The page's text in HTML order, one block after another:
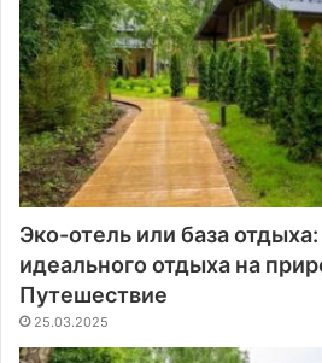
Эко-отель или база
идеального отдыха на
Путешествие
25.03.2025